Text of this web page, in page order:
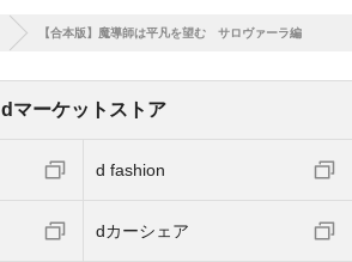
【合本版】魔導師は平凡を望む サロヴァーラ編
dマーケットストア
d fashion
dカーシェア